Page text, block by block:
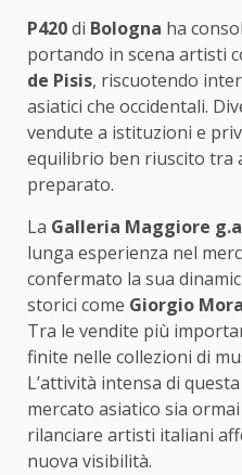
P420di Bologna ha
portando in scena artisti
de Pisis, riscuotendo
asiatici che occidentali.
vendute a istituzioni e
equilibrio ben riuscito tra
preparato.
La Galleria Maggiore
lunga esperienza nel
confermato la sua
storici come Giorgio
Tra le vendite più
finite nelle collezioni di
L’attività intensa di
mercato asiatico sia
rilanciare artisti italiani
nuova visibilità.